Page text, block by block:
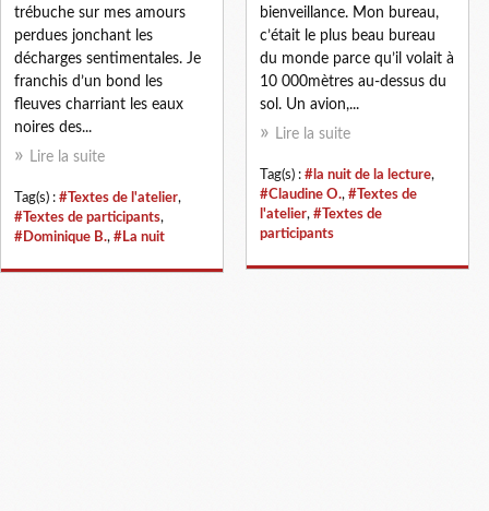
bienveillance. Mon bureau,
c’était le plus beau bureau
du monde parce qu’il volait à
10 000mètres au-dessus du
sol. Un avion,...
Lire la suite
Tag(s) : #la nuit de la lecture,
#Claudine O., #Textes de
l'atelier, #Textes de
participants
trébuche sur mes amours
perdues jonchant les
décharges sentimentales. Je
franchis d’un bond les
fleuves charriant les eaux
noires des...
Lire la suite
Tag(s) : #Textes de l'atelier,
#Textes de participants,
#Dominique B., #La nuit